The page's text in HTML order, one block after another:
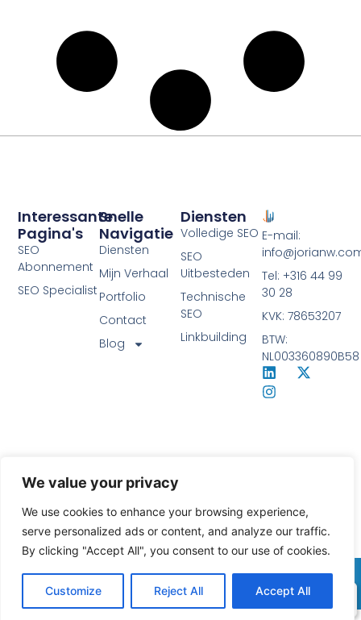
We value your privacy
We use cookies to enhance your browsing experience,
serve personalized ads or content, and analyze our traffic.
By clicking "Accept All", you consent to our use of cookies.
Customize Reject All Accept All
E-mail:
Tel: +316 44 99
30 28
KVK: 78653207
BTW:
NL003360890B58
Diensten
Volledige SEO
SEO
Uitbesteden
Technische
SEO
Linkbuilding
Snelle
Navigatie
Diensten
Mijn Verhaal
Portfolio
Contact
Blog
Interessante
Pagina's
SEO
Abonnement
SEO Specialist